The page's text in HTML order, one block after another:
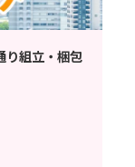
り組立・梱包